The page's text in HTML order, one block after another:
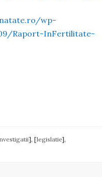
wp-
Raport-InFertilitate-
], [legislatie],